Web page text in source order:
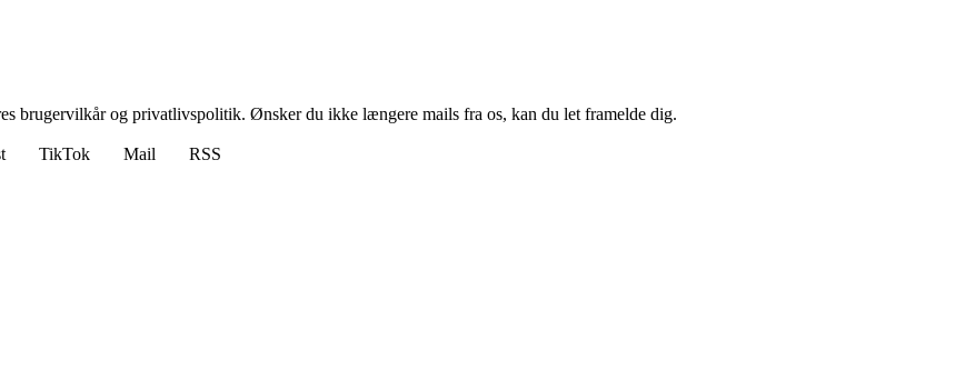
brugervilkår og privatlivspolitik. Ønsker du ikke længere mails fra os, kan du let framelde dig.
TikTok Mail
RSS